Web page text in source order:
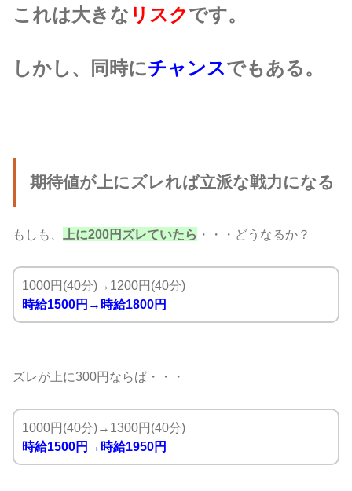
これは大きな リスクです。
しかし、同時にチャンスでもある。
期待値が上にズレれば立派な戦力になる
もしも、 上に200円ズレていたら ・・・どうなるか？
1000円(40分)→1200円(40分)
時給1500円→時給1800円
ズレが上に300円ならば・・・
1000円(40分)→1300円(40分)
時給1500円→時給1950円